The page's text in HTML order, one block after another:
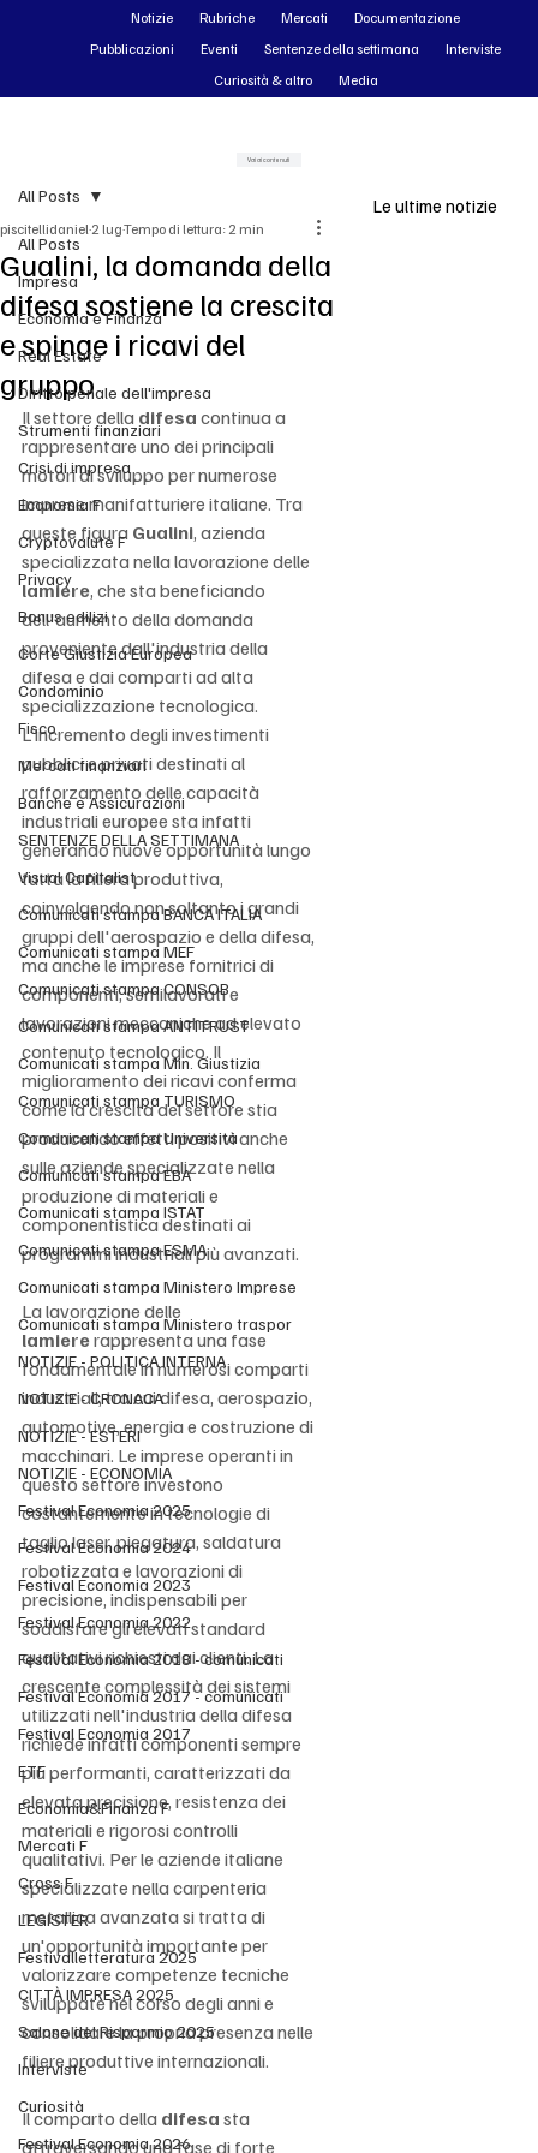
All Posts
Impresa
Economia e Finanza
Real Estate
Diritto penale dell'impresa
Strumenti finanziari
Crisi di impresa
Economia F
Cryptovalute F
Privacy
Bonus edilizi
Corte Giustizia Europea
Condominio
Fisco
Mercati finanziari
Banche e Assicurazioni
SENTENZE DELLA SETTIMANA
Visual Capitalist
Comunicati stampa BANCA ITALIA
Comunicati stampa MEF
Comunicati stampa CONSOB
Comunicati stampa ANTITRUST
Comunicati stampa Min. Giustizia
Comunicati stampa TURISMO
Comunicati stampa Università
Comunicati stampa EBA
Comunicati stampa ISTAT
Comunicati stampa ESMA
Comunicati stampa Ministero Imprese
Comunicati stampa Ministero traspor
NOTIZIE - POLITICA INTERNA
NOTIZIE - CRONACA
NOTIZIE - ESTERI
NOTIZIE - ECONOMIA
Festival Economia 2025
Festival Economia 2024
Festival Economia 2023
Festival Economia 2022
Festival Economia 2018 - comunicati
Festival Economia 2017 - comunicati
Festival Economia 2017
ETF
Economia&Finanza F
Mercati F
Cross F
LEGISTER
Festivalletteratura 2025
CITTÀ IMPRESA 2025
Salone del Risparmio 2025
Interviste
Curiosità
Festival Economia 2026
All Posts
Gualini, la domanda della
difesa sostiene la crescita
e spinge i ricavi del
gruppo
piscitellidaniel 2 lugTempo di lettura: 2 min
Il settore della difesa continua a
rappresentare uno dei principali
motori di sviluppo per numerose
imprese manifatturiere italiane. Tra
queste figura Gualini, azienda
specializzata nella lavorazione delle
lamiere, che sta beneficiando
dell'aumento della domanda
proveniente dall'industria della
difesa e dai comparti ad alta
specializzazione tecnologica.
L'incremento degli investimenti
pubblici e privati destinati al
rafforzamento delle capacità
industriali europee sta infatti
generando nuove opportunità lungo
tutta la filiera produttiva,
coinvolgendo non soltanto i grandi
gruppi dell'aerospazio e della difesa,
ma anche le imprese fornitrici di
componenti, semilavorati e
lavorazioni meccaniche ad elevato
contenuto tecnologico. Il
miglioramento dei ricavi conferma
come la crescita del settore stia
producendo effetti positivi anche
sulle aziende specializzate nella
produzione di materiali e
componentistica destinati ai
programmi industriali più avanzati.
La lavorazione delle
lamiere rappresenta una fase
fondamentale in numerosi comparti
industriali, tra cui difesa, aerospazio,
automotive, energia e costruzione di
macchinari. Le imprese operanti in
questo settore investono
costantemente in tecnologie di
taglio laser, piegatura, saldatura
robotizzata e lavorazioni di
precisione, indispensabili per
soddisfare gli elevati standard
qualitativi richiesti dai clienti. La
crescente complessità dei sistemi
utilizzati nell'industria della difesa
richiede infatti componenti sempre
più performanti, caratterizzati da
elevata precisione, resistenza dei
materiali e rigorosi controlli
qualitativi. Per le aziende italiane
specializzate nella carpenteria
metallica avanzata si tratta di
un'opportunità importante per
valorizzare competenze tecniche
sviluppate nel corso degli anni e
consolidare la propria presenza nelle
filiere produttive internazionali.
Il comparto della difesa sta
attraversando una fase di forte
Le ultime notizie
Notizie Rubriche Mercati
Documentazione
Pubblicazioni
Eventi Sentenze della settimana
Interviste
Curiosità & altro
Media
Vai ai contenuti